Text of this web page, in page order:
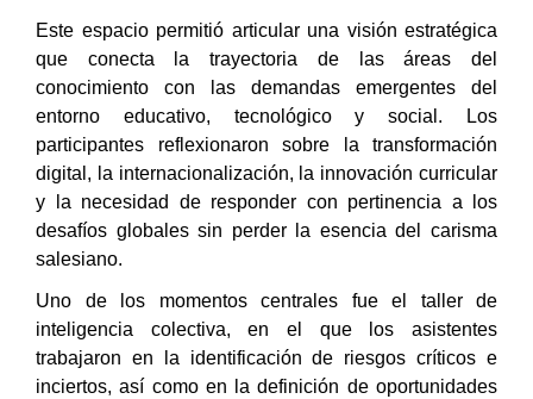
Este espacio permitió articular una visión estratégica
que conecta la trayectoria de las áreas del
conocimiento con las demandas emergentes del
entorno educativo, tecnológico y social. Los
participantes reflexionaron sobre la transformación
digital, la internacionalización, la innovación curricular
y la necesidad de responder con pertinencia a los
desafíos globales sin perder la esencia del carisma
salesiano.
Uno de los momentos centrales fue el taller de
inteligencia colectiva, en el que los asistentes
trabajaron en la identificación de riesgos críticos e
inciertos, así como en la definición de oportunidades